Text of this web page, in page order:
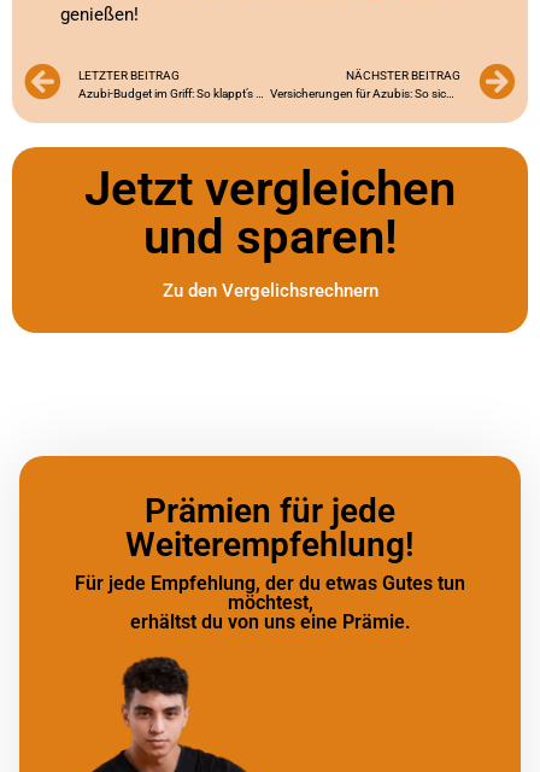
genießen!
LETZTER BEITRAG
NÄCHSTER BEITRAG
Versicherungen für Azubis: So sicherst du dich clever ab
Jetzt vergleichen
und sparen!
Zu den Vergelichsrechnern
Prämien für jede
Weiterempfehlung!
Für jede Empfehlung, der du etwas Gutes tun
möchtest,
erhältst du von uns eine Prämie.